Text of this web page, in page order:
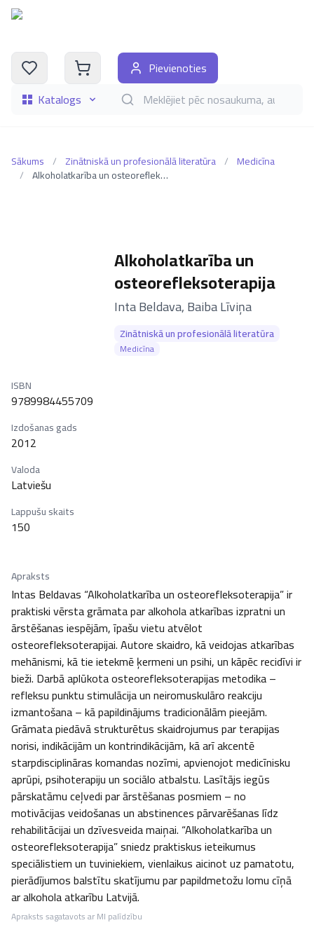
Katalogs Meklēt grāmatas pēc nosaukuma, autora,
Pievienoties
Sākums / Zinātniskā un profesionālā literatūra / Medicīna
/ Alkoholatkarība un osteorefleksoterapija
Alkoholatkarība un
osteorefleksoterapija
–
Inta Beldava,Baiba Līviņa
Zinātniskā un profesionālā literatūra
Medicīna
ISBN
9789984455709
Izdošanas gads
2012
Valoda
Latviešu
Lappušu skaits
150
Apraksts
Intas Beldavas “Alkoholatkarība un osteorefleksoterapija” ir
praktiski vērsta grāmata par alkohola atkarības izpratni un
ārstēšanas iespējām, īpašu vietu atvēlot
osteorefleksoterapijai. Autore skaidro, kā veidojas atkarības
mehānismi, kā tie ietekmē ķermeni un psihi, un kāpēc recidīvi ir
bieži. Darbā aplūkota osteorefleksoterapijas metodika –
refleksu punktu stimulācija un neiromuskulāro reakciju
izmantošana – kā papildinājums tradicionālām pieejām.
Grāmata piedāvā strukturētus skaidrojumus par terapijas
norisi, indikācijām un kontrindikācijām, kā arī akcentē
starpdisciplināras komandas nozīmi, apvienojot medicīnisku
aprūpi, psihoterapiju un sociālo atbalstu. Lasītājs iegūs
pārskatāmu ceļvedi par ārstēšanas posmiem – no
motivācijas veidošanas un abstinences pārvarēšanas līdz
rehabilitācijai un dzīvesveida maiņai. “Alkoholatkarība un
osteorefleksoterapija” sniedz praktiskus ieteikumus
speciālistiem un tuviniekiem, vienlaikus aicinot uz pamatotu,
pierādījumos balstītu skatījumu par papildmetožu lomu cīņā
ar alkohola atkarību Latvijā.
Apraksts sagatavots ar MI palīdzību